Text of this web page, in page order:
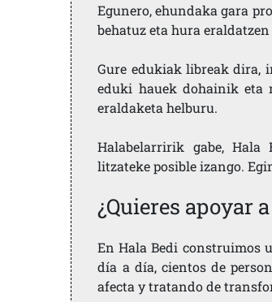
Egunero, ehundaka gara
behatuz eta hura
Gure edukiak libreak dira,
eduki hauek dohainik eta
eraldaketa helburu.
Halabelarririk gabe, Hala
litzateke posible izango.
¿Quieres apoyar
En Hala Bedi construimos
día a día, cientos de
afecta y tratando de